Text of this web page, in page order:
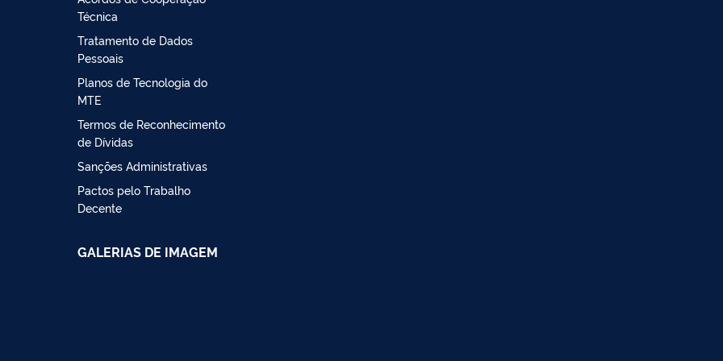
Técnica
Tratamento de Dados
Pessoais
Planos de Tecnologia do
MTE
Termos de Reconhecimento
de Dívidas
Sanções Administrativas
Pactos pelo Trabalho
Decente
GALERIAS DE IMAGEM